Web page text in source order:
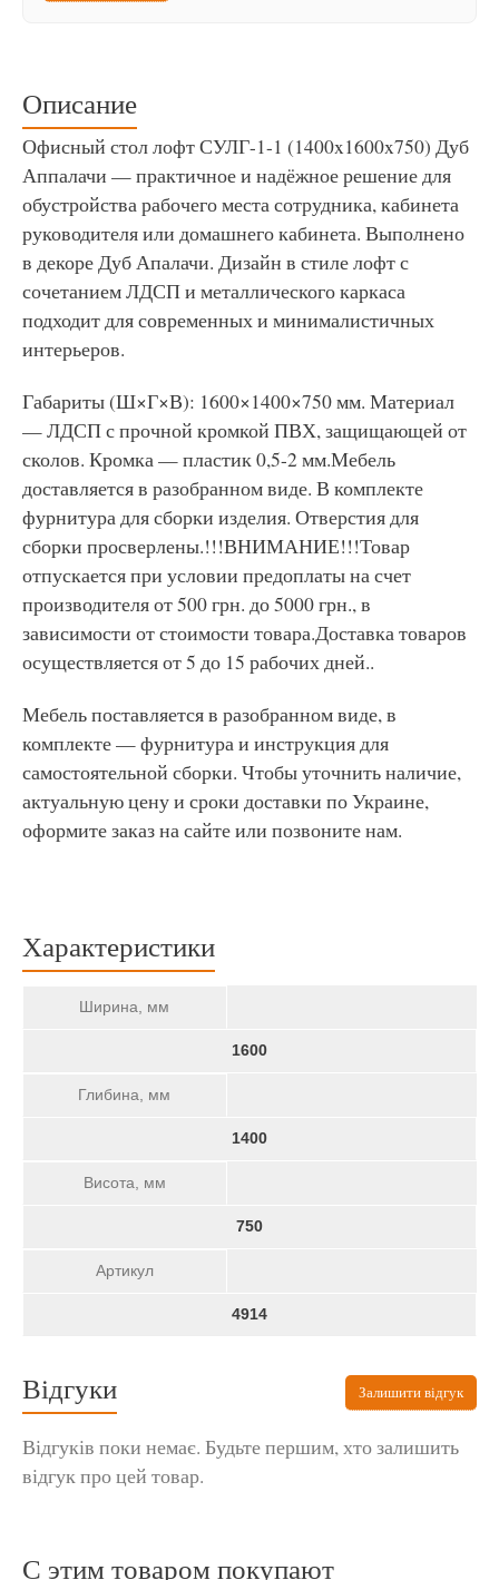
Описание
Офисный стол лофт СУЛГ-1-1 (1400x1600x750) Дуб
Аппалачи — практичное и надёжное решение для
обустройства рабочего места сотрудника, кабинета
руководителя или домашнего кабинета. Выполнено
в декоре Дуб Апалачи. Дизайн в стиле лофт с
сочетанием ЛДСП и металлического каркаса
подходит для современных и минималистичных
интерьеров.
Габариты (Ш×Г×В): 1600×1400×750 мм. Материал
— ЛДСП с прочной кромкой ПВХ, защищающей от
сколов. Кромка — пластик 0,5-2 мм.Мебель
доставляется в разобранном виде. В комплекте
фурнитура для сборки изделия. Отверстия для
сборки просверлены.!!!ВНИМАНИЕ!!!Товар
отпускается при условии предоплаты на счет
производителя от 500 грн. до 5000 грн., в
зависимости от стоимости товара.Доставка товаров
осуществляется от 5 до 15 рабочих дней..
Мебель поставляется в разобранном виде, в
комплекте — фурнитура и инструкция для
самостоятельной сборки. Чтобы уточнить наличие,
актуальную цену и сроки доставки по Украине,
оформите заказ на сайте или позвоните нам.
Характеристики
Ширина, мм
1600
Глибина, мм
1400
Висота, мм
750
Артикул
4914
Відгуки Залишити відгук
Відгуків поки немає. Будьте першим, хто залишить
відгук про цей товар.
С этим товаром покупают